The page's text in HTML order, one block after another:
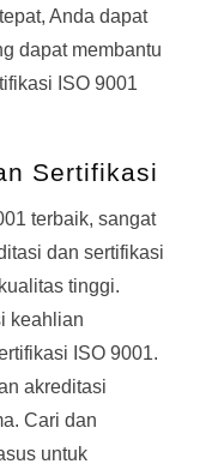
Anda dapat
dapat membantu
ISO 9001
Sertifikasi
terbaik, sangat
dan sertifikasi
tinggi.
keahlian
ISO 9001.
akreditasi
Cari dan
untuk